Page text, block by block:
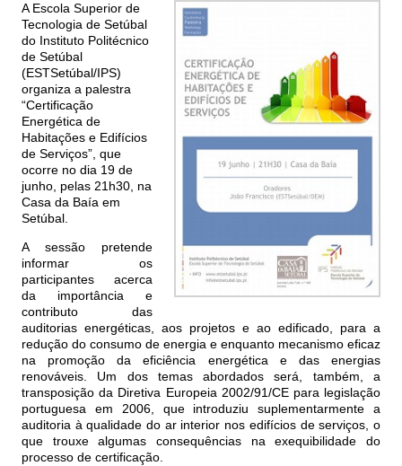
A Escola Superior de
Tecnologia de Setúbal
do Instituto Politécnico
de Setúbal
(ESTSetúbal/IPS)
organiza a palestra
“Certificação
Energética de
Habitações e Edifícios
de Serviços”, que
ocorre no dia 19 de
junho, pelas 21h30, na
Casa da Baía em
Setúbal.
A sessão pretende
informar os
participantes acerca
da importância e
contributo das
auditorias energéticas, aos projetos e ao edificado, para a
redução do consumo de energia e enquanto mecanismo eficaz
na promoção da eficiência energética e das energias
renováveis. Um dos temas abordados será, também, a
transposição da Diretiva Europeia 2002/91/CE para legislação
portuguesa em 2006, que introduziu suplementarmente a
auditoria à qualidade do ar interior nos edifícios de serviços, o
que trouxe algumas consequências na exequibilidade do
processo de certificação.